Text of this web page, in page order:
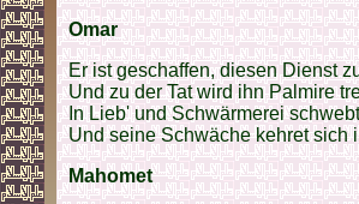
Omar
Er ist geschaffen, diesen Dienst
Und zu der Tat wird ihn Palmire
In Lieb' und Schwärmerei
Und seine Schwäche kehret sich
Mahomet